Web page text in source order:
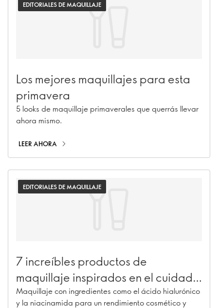
EDITORIALES DE MAQUILLAJE
Los mejores maquillajes para esta
primavera
5 looks de maquillaje primaverales que querrás llevar
ahora mismo.
LEER AHORA
EDITORIALES DE MAQUILLAJE
7 increíbles productos de
maquillaje inspirados en el cuidado
de la piel que tienes que probar
Maquillaje con ingredientes como el ácido hialurónico
y la niacinamida para un rendimiento cosmético y